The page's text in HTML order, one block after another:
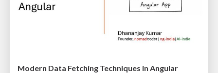
Modern Data Fetching Techniques in Angular